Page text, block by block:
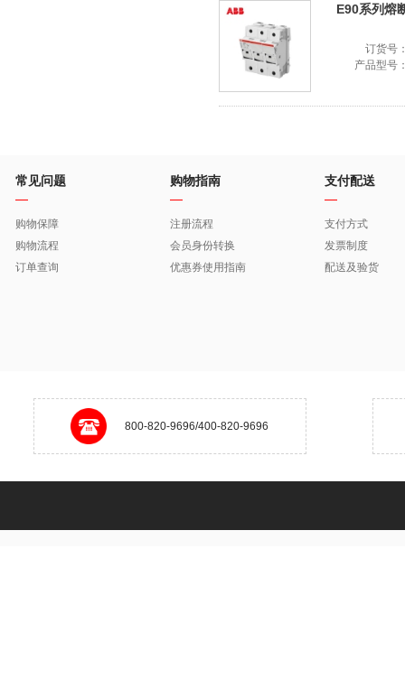
E90系列熔
订货号
产品型号
常见问题
购物保障
购物流程
订单查询
购物指南
注册流程
会员身份转换
优惠券使用指南
支付配送
支付方式
发票制度
配送及验货
800-820-9696/400-820-9696